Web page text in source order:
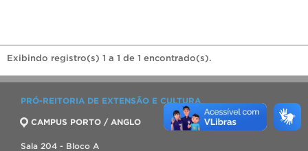
Exibindo registro(s) 1 a 1 de 1 encontrado(s).
PRÓ-REITORIA DE EXTENSÃO E CULTURA
CAMPUS PORTO / ANGLO
Sala 204 - Bloco A